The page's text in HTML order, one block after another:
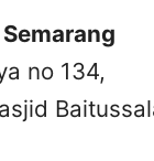
no 134,